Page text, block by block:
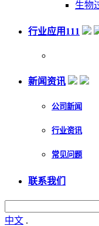
生物
行业应用111
新闻资讯
公司新闻
行业资讯
常见问题
联系我们
中文 .